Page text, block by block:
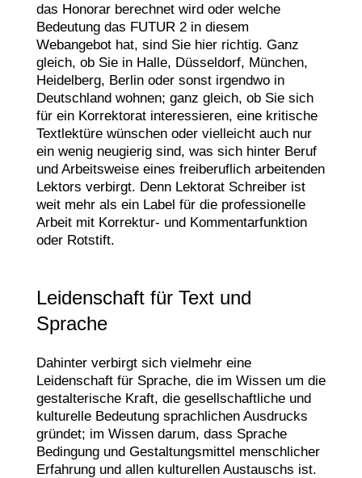
das Honorar berechnet wird oder welche
Bedeutung das FUTUR 2 in diesem
Webangebot hat, sind Sie hier richtig. Ganz
gleich, ob Sie in Halle, Düsseldorf, München,
Heidelberg, Berlin oder sonst irgendwo in
Deutschland wohnen; ganz gleich, ob Sie sich
für ein Korrektorat interessieren, eine kritische
Textlektüre wünschen oder vielleicht auch nur
ein wenig neugierig sind, was sich hinter Beruf
und Arbeitsweise eines freiberuflich arbeitenden
Lektors verbirgt. Denn Lektorat Schreiber ist
weit mehr als ein Label für die professionelle
Arbeit mit Korrektur- und Kommentarfunktion
oder Rotstift.
Leidenschaft für Text und
Sprache
Dahinter verbirgt sich vielmehr eine
Leidenschaft für Sprache, die im Wissen um die
gestalterische Kraft, die gesellschaftliche und
kulturelle Bedeutung sprachlichen Ausdrucks
gründet; im Wissen darum, dass Sprache
Bedingung und Gestaltungsmittel menschlicher
Erfahrung und allen kulturellen Austauschs ist.